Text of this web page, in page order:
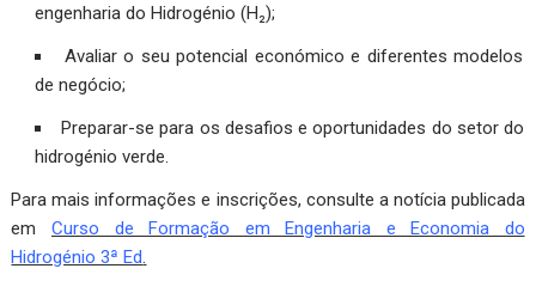
engenharia do Hidrogénio (H₂);
Avaliar o seu potencial económico e diferentes modelos
de negócio;
Preparar-se para os desafios e oportunidades do setor do
hidrogénio verde.
Para mais informações e inscrições, consulte a notícia publicada
em Curso de Formação em Engenharia e Economia do
Hidrogénio 3ª Ed.